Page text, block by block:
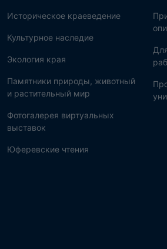
Историческое краеведение
Культурное наследие
Экология края
Памятники природы, животный
и растительный мир
Фотогалерея виртуальных
выставок
Юферевские чтения